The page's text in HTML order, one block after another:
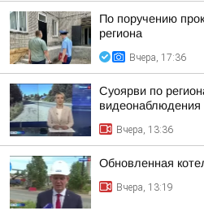
По поручению
региона
Вчера, 17:36
Суоярви по
видеонаблюдения
Вчера, 13:36
Обновленная
Вчера, 13:19